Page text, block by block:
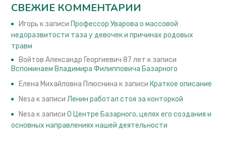
СВЕЖИЕ КОММЕНТАРИИ
Игорь к записи Профессор Уварова о массовой
недоразвитости таза у девочек и причинах родовых
травм
Войтов Александр Георгиевич 87 лет к записи
Вспоминаем Владимира Филипповича Базарного
Елена Михайловна Плюснина к записи Краткое описание
Nesa к записиЛенин работал стоя за конторкой
Nesa к записиО Центре Базарного, целях его создания и
основных направлениях нашей деятельности